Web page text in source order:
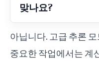
맞나요?
아닙니다. 고급 추론
중요한 작업에서는 계